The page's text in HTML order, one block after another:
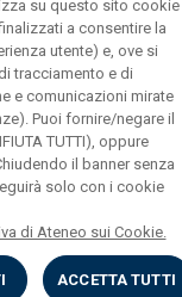
su questo sito cookie
a consentire la
utente) e, ove si
tracciamento e di
e comunicazioni mirate
Puoi fornire/negare il
TUTTI), oppure
il banner senza
solo con i cookie
di Ateneo sui Cookie.
ACCETTA TUTTI